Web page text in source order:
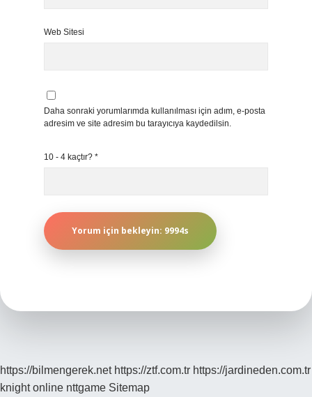
Web Sitesi
Daha sonraki yorumlarımda kullanılması için adım, e-posta
adresim ve site adresim bu tarayıcıya kaydedilsin.
10 - 4 kaçtır? *
https://bilmengerek.net https://ztf.com.tr https://jardineden.com.tr
knight online nttgame Sitemap